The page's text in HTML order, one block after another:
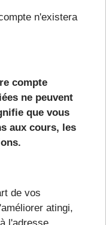
n'existera
compte
ne peuvent
que vous
aux cours, les
de vos
atingi,